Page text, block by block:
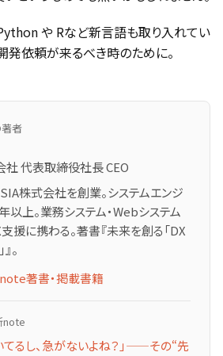
や Rなど新言語も取り入れてい
発依頼が来るべき時のために。
者
社 代表取締役社長 CEO
株式会社を創業。システムエンジ
以上。業務システム・Webシステム
援に携わる。著書『未来を創る「DX
。
note著書・掲載書籍
note
てるし、急がないよね？」——その“先